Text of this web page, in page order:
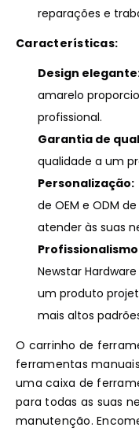
reparações e
Características:
Design
amarelo
profissional.
Garantia de
qualidade a um
Personalização:
de OEM e ODM
atender às suas
Newstar
um produto
mais altos
O carrinho de
ferramentas
uma caixa de
para todas as suas
manutenção.